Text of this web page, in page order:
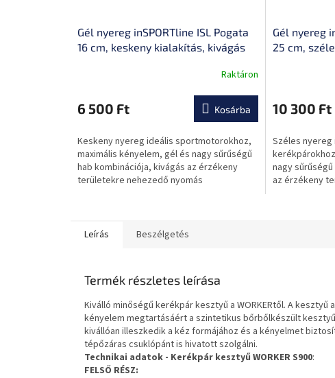
Gél nyereg inSPORTline ISL Pogata
16 cm, keskeny kialakítás, kivágás
Raktáron
6 500 Ft Kosárba
Keskeny nyereg ideális sportmotorokhoz,
maximális kényelem, gél és nagy sűrűségű
hab kombinációja, kivágás az érzékeny
területekre nehezedő nyomás
Gél nyereg
25 cm,
10 300 Ft
Széles nyereg
nagy
az érzékeny
Leírás Beszélgetés
Termék részletes leírása
Kiválló minőségű kerékpár kesztyű a WORKERtől. A
kényelem megtartásáért a szintetikus bőrbőlkészült
kivállóan illeszkedik a kéz formájához és a kényelmet
tépőzáras csuklópánt is hivatott szolgálni.
Technikai adatok - Kerékpár kesztyű WORKER S900:
FELSŐ RÉSZ: